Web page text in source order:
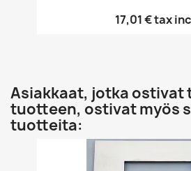
17,01 €tax
Asiakkaat, jotka ostivat
tuotteen, ostivat myös
tuotteita: